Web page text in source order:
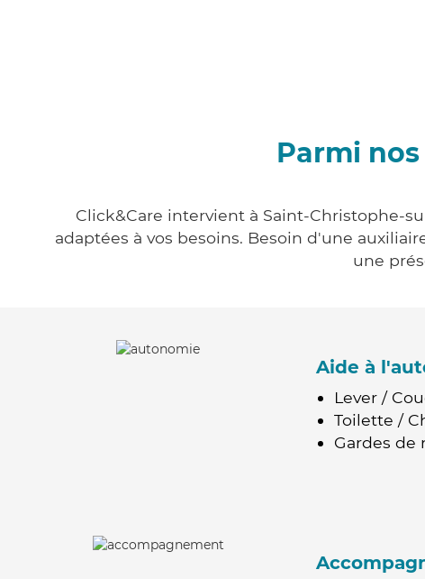
Parmi
Click&Care intervient à Saint-Christophe-
adaptées à vos besoins. Besoin d'une
une
Aide à
Lever /
Toilette /
Gardes de